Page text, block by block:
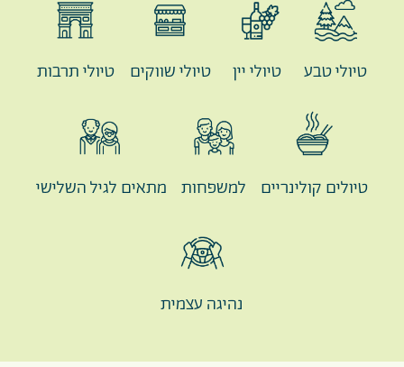
טיולי טבע טיולי יין טיולי שווקים טיולי תרבות
טיולים קולינריים למשפחות מתאים לגיל השלישי
נהיגה עצמית